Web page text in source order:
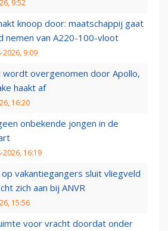
9:52
knoop door: maatschappij gaat
nemen van A220-100-vloot
2026, 9:09
wordt overgenomen door Apollo,
haakt af
16:20
onbekende jongen in de
2026, 16:19
vakantiegangers sluit vliegveld
zich aan bij ANVR
15:56
voor vracht doordat onder